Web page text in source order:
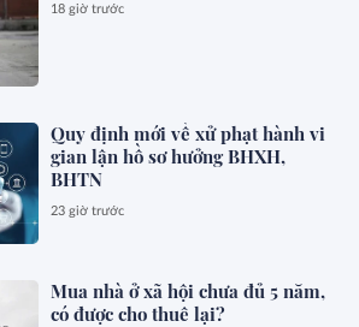
18 giờ trước
Quy định mới về xử phạt hành vi
gian lận hồ sơ hưởng BHXH,
BHTN
23 giờ trước
Mua nhà ở xã hội chưa đủ 5 năm,
có được cho thuê lại?